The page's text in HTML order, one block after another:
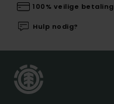
100% veilige betaling
Hulp nodig?